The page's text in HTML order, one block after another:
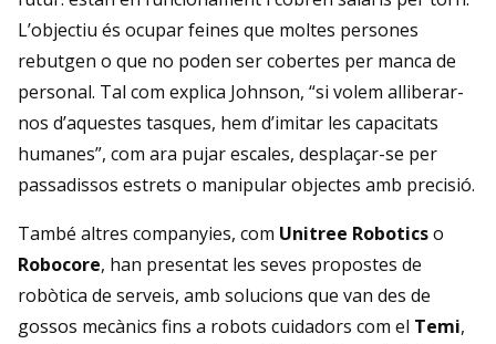
L’objectiu és ocupar feines que moltes persones
rebutgen o que no poden ser cobertes per manca de
personal. Tal com explica Johnson, “si volem alliberar-
nos d’aquestes tasques, hem d’imitar les capacitats
humanes”, com ara pujar escales, desplaçar-se per
passadissos estrets o manipular objectes amb precisió.
També altres companyies, com Unitree Roboticso
Robocore, han presentat les seves propostes de
robòtica de serveis, amb solucions que van des de
gossos mecànics fins a robots cuidadors com el Temi,